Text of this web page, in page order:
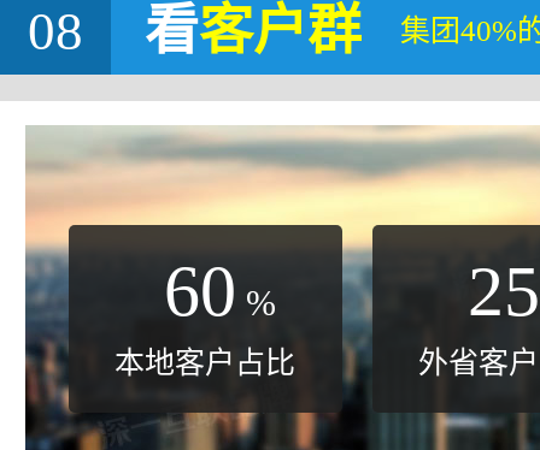
08 看客户群 集团40%
60 %
本地客户占比
25
外省客